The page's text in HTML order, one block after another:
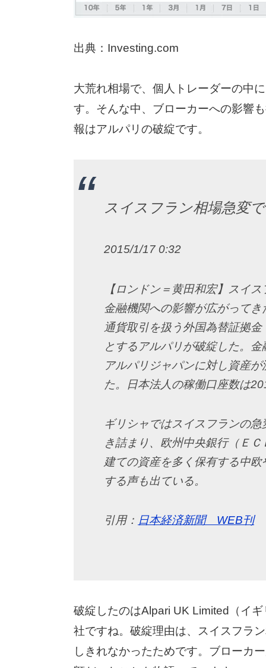
出典：Investing.com
大荒れ相場で、個人トレーダーの中
す。そんな中、ブローカーへの影響
報はアルパリの破綻です。
スイスフラン相場急変
2015/1/17 0:32
【ロンドン＝黄田和宏】スイ
金融機関への影響が広がって
通貨取引を扱う外国為替証拠
とするアルパリが破綻した。
アルパリジャパンに対し資産
た。日本法人の稼働口座数は
ギリシャではスイスフランの
き詰まり、欧州中央銀行（Ｅ
建ての資産を多く保有する中
する声も出ている。
引用： 日本経済新聞 WEB刊
破綻したのはAlpari UK Limited（イ
社ですね。破綻理由は、スイスフラ
しきれなかったためです。ブローカ